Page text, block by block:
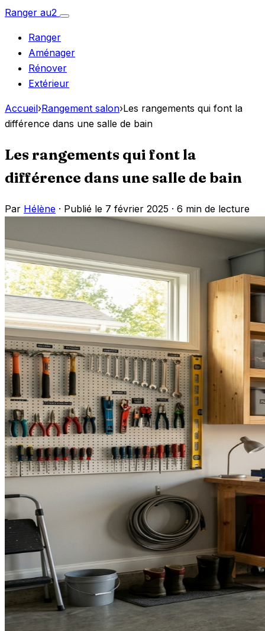
Aller
contenu
Ranger au2
Ouvrir
Ranger
Aménager
Rénover
Extérieur
Accueil›Rangement salon›Les rangements qui font la
différence dans une salle de bain
Les rangements qui font la
différence dans une salle de bain
Par Hélène · Publié le 7 février 2025 · 6 min de lecture